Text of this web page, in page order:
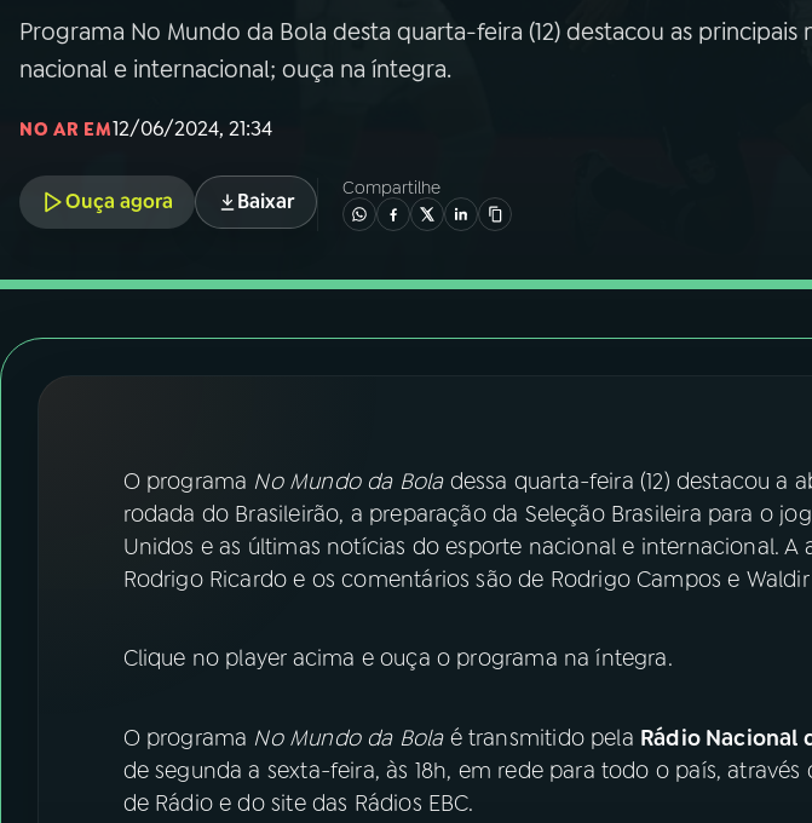
06VIDEOCASTS
07ÚLTIMAS
08FESTIVAL DE MÚSICA
Instagram X
Programa No Mundo da Bola desta quarta-feira (12) destacou as
nacional e internacional; ouça na íntegra.
NO AR EM12/06/2024, 21:34
Ouça agora Baixar
Compartilhe
O programa No Mundo da Boladessa quarta-feira (12) destacou a
rodada do Brasileirão, a preparação da Seleção Brasileira para o
Unidos e as últimas notícias do esporte nacional e internacional. A
Rodrigo Ricardo e os comentários são de Rodrigo Campos e Waldir
Clique no player acima e ouça o programa na íntegra.
O programa No Mundo da Bolaé transmitido pela Rádio Nacional
de segunda a sexta-feira, às 18h, em rede para todo o país, através
de Rádio e do site das Rádios EBC.